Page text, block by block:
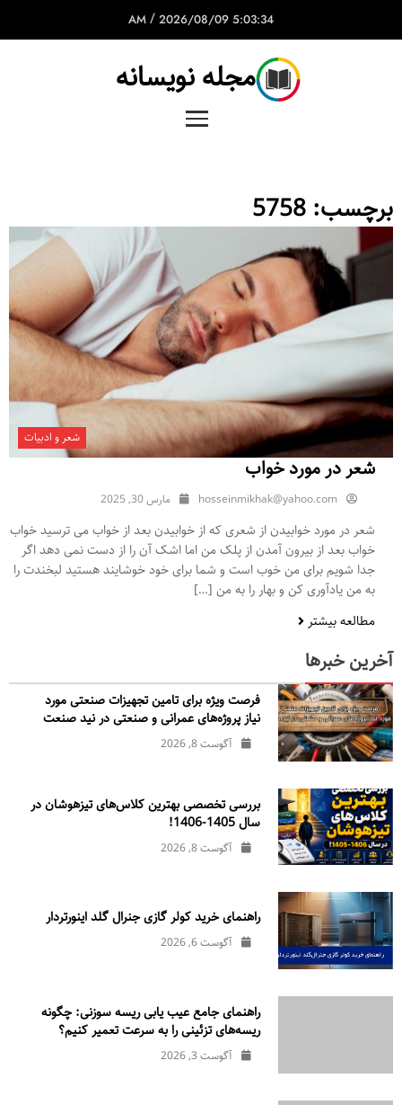
5:03:34 AM
/ 2026/08/09
مجله نویسانه
برچسب: 5758
شعر و ادبیات
شعر در مورد خواب
hosseinmikhak@yahoo.com مارس 30, 2025
شعر در مورد خوابیدن از شعری که از خوابیدن بعد از خواب می ترسید خواب
خواب بعد از بیرون آمدن از پلک من اما اشک آن را از دست نمی دهد اگر
جدا شویم برای من خوب است و شما برای خود خوشایند هستید لبخندت را
به من یادآوری کن و بهار را به من […]
مطالعه بیشتر
آخرین خبرها
فرصت ویژه برای تامین تجهیزات صنعتی مورد
نیاز پروژه‌های عمرانی و صنعتی در نید صنعت
آگوست 8, 2026
بررسی تخصصی بهترین کلاس‌های تیزهوشان در
سال 1405-1406!
آگوست 8, 2026
راهنمای خرید کولر گازی جنرال‌ گلد اینورتر‌دار
آگوست 6, 2026
راهنمای جامع عیب یابی ریسه سوزنی: چگونه
ریسه‌های تزئینی را به سرعت تعمیر کنیم؟
آگوست 3, 2026